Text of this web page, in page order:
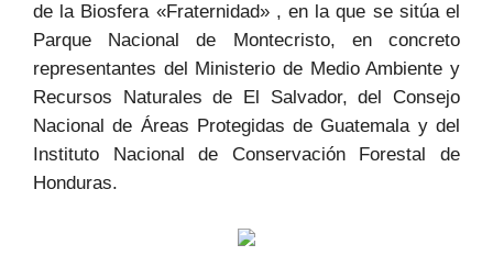
de la Biosfera «Fraternidad» , en la que se sitúa el
Parque Nacional de Montecristo, en concreto
representantes del Ministerio de Medio Ambiente y
Recursos Naturales de El Salvador, del Consejo
Nacional de Áreas Protegidas de Guatemala y del
Instituto Nacional de Conservación Forestal de
Honduras.